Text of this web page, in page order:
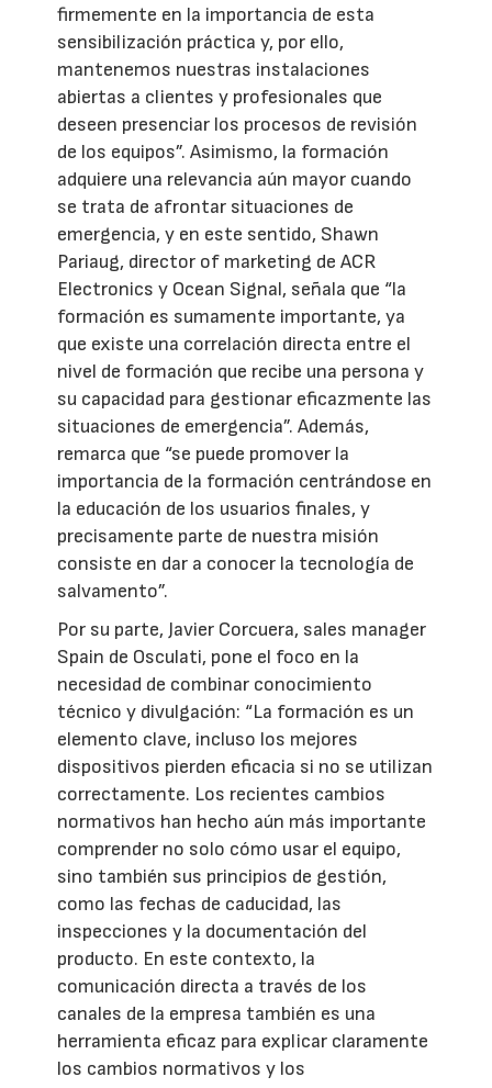
firmemente en la importancia de esta
sensibilización práctica y, por ello,
mantenemos nuestras instalaciones
abiertas a clientes y profesionales que
deseen presenciar los procesos de revisión
de los equipos”. Asimismo, la formación
adquiere una relevancia aún mayor cuando
se trata de afrontar situaciones de
emergencia, y en este sentido, Shawn
Pariaug, director of marketing de ACR
Electronics y Ocean Signal, señala que “la
formación es sumamente importante, ya
que existe una correlación directa entre el
nivel de formación que recibe una persona y
su capacidad para gestionar eficazmente las
situaciones de emergencia”. Además,
remarca que “se puede promover la
importancia de la formación centrándose en
la educación de los usuarios finales, y
precisamente parte de nuestra misión
consiste en dar a conocer la tecnología de
salvamento”.
Por su parte, Javier Corcuera, sales manager
Spain de Osculati, pone el foco en la
necesidad de combinar conocimiento
técnico y divulgación: “La formación es un
elemento clave, incluso los mejores
dispositivos pierden eficacia si no se utilizan
correctamente. Los recientes cambios
normativos han hecho aún más importante
comprender no solo cómo usar el equipo,
sino también sus principios de gestión,
como las fechas de caducidad, las
inspecciones y la documentación del
producto. En este contexto, la
comunicación directa a través de los
canales de la empresa también es una
herramienta eficaz para explicar claramente
los cambios normativos y los